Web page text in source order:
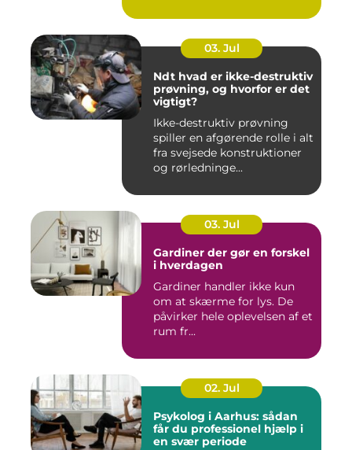
03. Jul
Ndt hvad er ikke-destruktiv
prøvning, og hvorfor er det
vigtigt?
Ikke-destruktiv prøvning
spiller en afgørende rolle i alt
fra svejsede konstruktioner
og rørledninge...
03. Jul
Gardiner der gør en forskel
i hverdagen
Gardiner handler ikke kun
om at skærme for lys. De
påvirker hele oplevelsen af et
rum fr...
02. Jul
Psykolog i Aarhus: sådan
får du professionel hjælp i
en svær periode